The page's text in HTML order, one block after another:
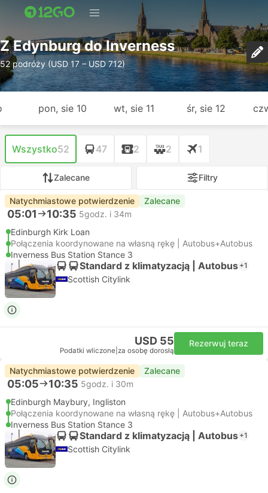
Z Edynburg do Inverness
52 podróży (USD 17 – USD 712)
pon, sie 10 wt, sie 11 śr, sie 12
Wszystko52 47 2 2 1
Zalecane Filtry
Natychmiastowe potwierdzenie Zalecane
05:01 10:35 5godz. i 34m
Edinburgh Kirk Loan
Połączenia koordynowane na własną rękę | Autobus+Autobus
Inverness Bus Station Stance 3
Standard z klimatyzacją | Autobus +1
Scottish Citylink
USD 55
Podatki wliczone za osobę dorosłą
Rezerwuj teraz
Natychmiastowe potwierdzenie Zalecane
05:05 10:35 5godz. i 30m
Edinburgh Maybury, Ingliston
Połączenia koordynowane na własną rękę | Autobus+Autobus
Inverness Bus Station Stance 3
Standard z klimatyzacją | Autobus +1
Scottish Citylink